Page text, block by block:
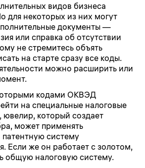
видов бизнеса
для некоторых из них могут
документы —
или справка об отсутствии
не стремитесь объять
на старте сразу все коды.
можно расширить или
кодами ОКВЭД
на специальные налоговые
который создает
может применять
систему
Если же он работает с золотом,
общую налоговую систему.